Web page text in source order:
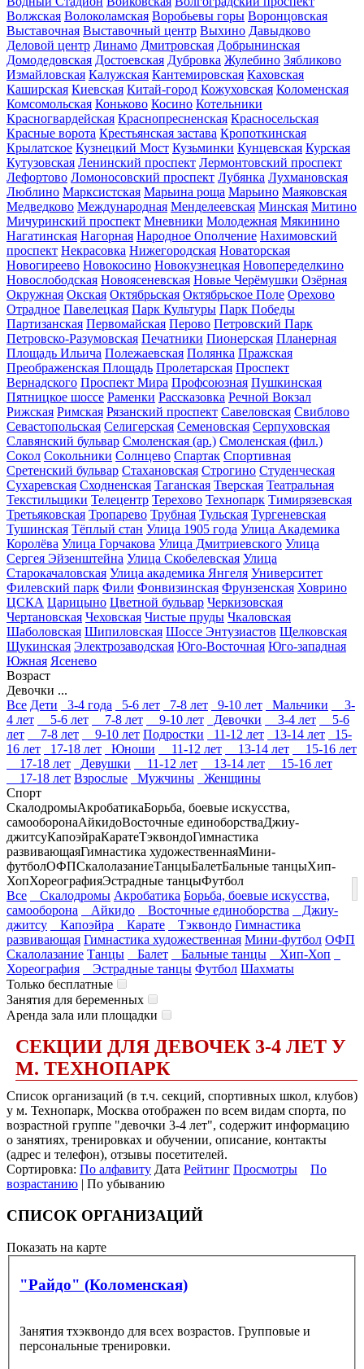
Волжская Волоколамская Воробьевы горы Воронцовская
Выставочная Выставочный центр Выхино Давыдково
Деловой центр Динамо Дмитровская Добрынинская
Домодедовская Достоевская Дубровка Жулебино Зябликово
Измайловская Калужская Кантемировская Каховская
Каширская Киевская Китай-город Кожуховская Коломенская
Комсомольская Коньково Косино Котельники
Красногвардейская Краснопресненская Красносельская
Красные ворота Крестьянская застава Кропоткинская
Крылатское Кузнецкий Мост Кузьминки Кунцевская Курская
Кутузовская Ленинский проспект Лермонтовский проспект
Лефортово Ломоносовский проспект Лубянка Лухмановская
Люблино Марксистская Марьина роща Марьино Маяковская
Медведково Международная Менделеевская Минская Митино
Мичуринский проспект Мневники Молодежная Мякинино
Нагатинская Нагорная Народное Ополчение Нахимовский
проспект Некрасовка Нижегородская Новаторская
Новогиреево Новокосино Новокузнецкая Новопеределкино
Новослободская Новоясеневская Новые Черёмушки Озёрная
Окружная Окская Октябрьская Октябрьское Поле Орехово
Отрадное Павелецкая Парк Культуры Парк Победы
Партизанская Первомайская Перово Петровский Парк
Петровско-Разумовская Печатники Пионерская Планерная
Площадь Ильича Полежаевская Полянка Пражская
Преображенская Площадь Пролетарская Проспект
Вернадского Проспект Мира Профсоюзная Пушкинская
Пятницкое шоссе Раменки Рассказовка Речной Вокзал
Рижская Римская Рязанский проспект Савеловская Свиблово
Севастопольская Селигерская Семеновская Серпуховская
Славянский бульвар Смоленская (ар.) Смоленская (фил.)
Сокол Сокольники Солнцево Спартак Спортивная
Сретенский бульвар Стахановская Строгино Студенческая
Сухаревская Сходненская Таганская Тверская Театральная
Текстильщики Телецентр Терехово Технопарк Тимирязевская
Третьяковская Тропарево Трубная Тульская Тургеневская
Тушинская Тёплый стан Улица 1905 года Улица Академика
Королёва Улица Горчакова Улица Дмитриевского Улица
Сергея Эйзенштейна Улица Скобелевская Улица
Старокачаловская Улица академика Янгеля Университет
Филевский парк Фили Фонвизинская Фрунзенская Ховрино
ЦСКА Царицыно Цветной бульвар Черкизовская
Чертановская Чеховская Чистые пруды Чкаловская
Шаболовская Шипиловская Шоссе Энтузиастов Щелковская
Щукинская Электрозаводская Юго-Восточная Юго-западная
Южная Ясенево
Возраст
Девочки ...
Все Дети 3-4 года 5-6 лет 7-8 лет 9-10 лет Мальчики
3-
4 лет
5-6 лет 7-8 лет 9-10 лет Девочки 3-4 лет
5-6
лет
7-8 лет 9-10 лет Подростки 11-12 лет 13-14 лет
15-
16 лет
17-18 лет Юноши 11-12 лет 13-14 лет
15-16 лет
17-18 лет
Девушки 11-12 лет 13-14 лет
15-16 лет
17-18 лет Взрослые Мужчины
Женщины
Спорт
СкалодромыАкробатикаБорьба, боевые искусства,
самооборонаАйкидоВосточные единоборстваДжиу-
джитсуКапоэйраКаратеТэквондоГимнастика
развивающаяГимнастика художественнаяМини-
футболОФПСкалолазаниеТанцыБалетБальные танцыХип-
ХопХореографияЭстрадные танцыФутбол
Все
Скалодромы Акробатика Борьба, боевые искусства,
самооборона
Айкидо Восточные единоборства
Джиу-
джитсу
Капоэйра Карате Тэквондо Гимнастика
развивающая Гимнастика художественная Мини-футбол ОФП
Скалолазание Танцы Балет Бальные танцы
Хип-Хоп
Хореография
Эстрадные танцы Футбол Шахматы
Только бесплатные
Занятия для беременных
Аренда зала или площадки
СЕКЦИИ ДЛЯ ДЕВОЧЕК 3-4 ЛЕТ У
М. ТЕХНОПАРК
Список организаций (в т.ч. секций, спортивных школ, клубов)
у м. Технопарк, Москва отображен по всем видам спорта, по
возрастной группе "девочки 3-4 лет", содержит информацию
о занятиях, тренировках и обучении, описание, контакты
(адрес и телефон), отзывы посетителей.
Сортировка: По алфавиту Дата Рейтинг Просмотры
По
возрастанию | По убыванию
СПИСОК ОРГАНИЗАЦИЙ
Показать на карте
"Райдо" (Коломенская)
Занятия тхэквондо для всех возрастов. Групповые и
персональные тренировки.